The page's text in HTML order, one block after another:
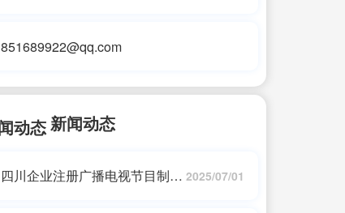
851689922@qq.com
新闻动态
四川企业注册广播电视节目制作 2025/07/01